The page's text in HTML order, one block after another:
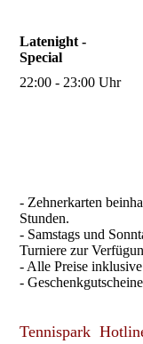
Latenight -
Special
22:00 - 23:00 Uhr
- Zehnerkarten
Stunden.
- Samstags und
Turniere zur
- Alle Preise
- Geschenkgutscheine
Tennispark